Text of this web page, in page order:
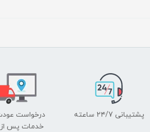
پشتیبانی ۲۴/7 ساعته
درخواست
خدمات پس